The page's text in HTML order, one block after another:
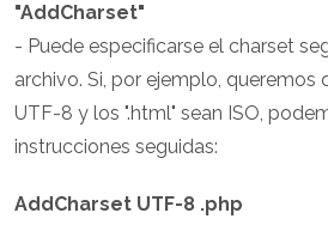
"AddCharset"
- Puede especificarse el charset
archivo. Si, por ejemplo, queremos
UTF-8 y los ".html" sean ISO,
instrucciones seguidas:
AddCharset UTF-8 .php